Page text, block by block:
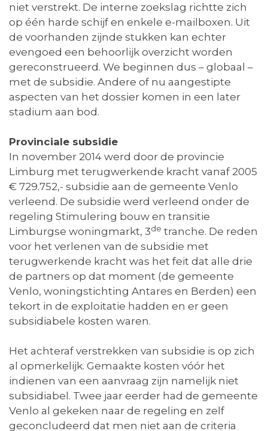
niet verstrekt. De interne zoekslag richtte zich
op één harde schijf en enkele e-mailboxen. Uit
de voorhanden zijnde stukken kan echter
evengoed een behoorlijk overzicht worden
gereconstrueerd. We beginnen dus – globaal –
met de subsidie. Andere of nu aangestipte
aspecten van het dossier komen in een later
stadium aan bod.
Provinciale subsidie
In november 2014 werd door de provincie
Limburg met terugwerkende kracht vanaf 2005
€ 729.752,- subsidie aan de gemeente Venlo
verleend. De subsidie werd verleend onder de
regeling Stimulering bouw en transitie
Limburgse woningmarkt, 3de tranche. De reden
voor het verlenen van de subsidie met
terugwerkende kracht was het feit dat alle drie
de partners op dat moment (de gemeente
Venlo, woningstichting Antares en Berden) een
tekort in de exploitatie hadden en er geen
subsidiabele kosten waren.
Het achteraf verstrekken van subsidie is op zich
al opmerkelijk. Gemaakte kosten vóór het
indienen van een aanvraag zijn namelijk niet
subsidiabel. Twee jaar eerder had de gemeente
Venlo al gekeken naar de regeling en zelf
geconcludeerd dat men niet aan de criteria